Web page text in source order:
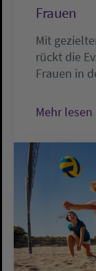
Frauen
Mit
rückt die
Frauen in
Mehr lesen